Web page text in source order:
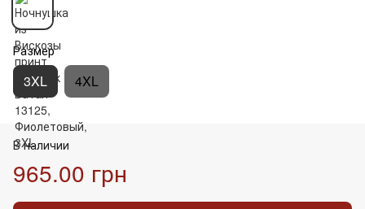
Размер
3XL 4XL
В наличии
965.00 грн